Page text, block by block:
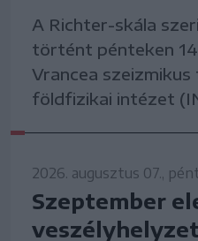
A Richter-skála
történt pénteken
Vrancea
földfizikai intézet
2026. augusztus 07.,
Szeptember